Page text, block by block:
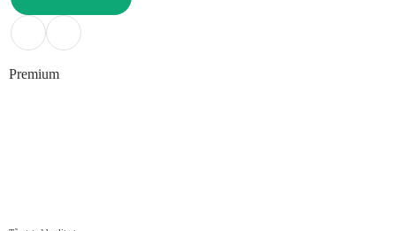
LISA OSTUKORVI
Premium